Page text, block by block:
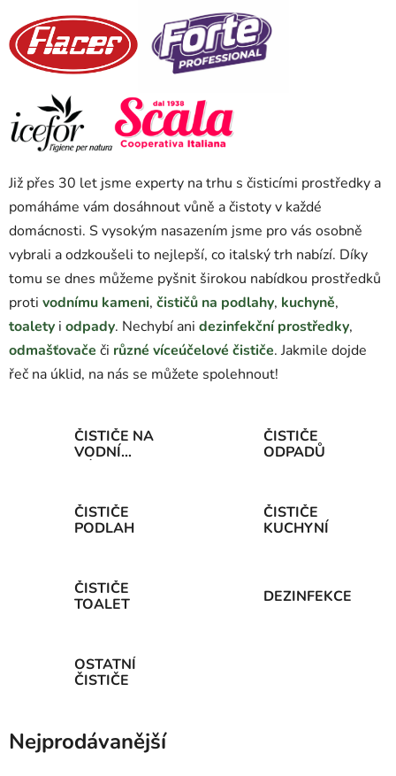
Již přes 30 let jsme experty na trhu s čisticími prostředky a
pomáháme vám dosáhnout vůně a čistoty v každé
domácnosti. S vysokým nasazením jsme pro vás osobně
vybrali a odzkoušeli to nejlepší, co italský trh nabízí. Díky
tomu se dnes můžeme pyšnit širokou nabídkou prostředků
proti vodnímu kameni, čističů na podlahy, kuchyně,
toalety i odpady. Nechybí ani dezinfekční prostředky,
odmašťovače či různé víceúčelové čističe. Jakmile dojde
řeč na úklid, na nás se můžete spolehnout!
ČISTIČE NA
VODNÍ
ČISTIČE
ODPADŮ
ČISTIČE
PODLAH
ČISTIČE
KUCHYNÍ
ČISTIČE
TOALET
DEZINFEKCE
OSTATNÍ
ČISTIČE
Nejprodávanější